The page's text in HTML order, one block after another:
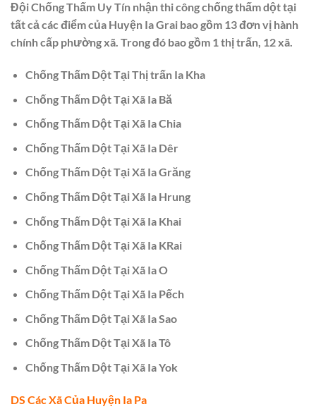
Đội Chống Thấm Uy Tín nhận thi công chống thấm dột tại
tất cả các điểm của Huyện Ia Grai bao gồm 13 đơn vị hành
chính cấp phường xã. Trong đó bao gồm 1 thị trấn, 12 xã.
Chống Thấm Dột Tại Thị trấn Ia Kha
Chống Thấm Dột Tại Xã Ia Bă
Chống Thấm Dột Tại Xã Ia Chia
Chống Thấm Dột Tại Xã Ia Dêr
Chống Thấm Dột Tại Xã Ia Grăng
Chống Thấm Dột Tại Xã Ia Hrung
Chống Thấm Dột Tại Xã Ia Khai
Chống Thấm Dột Tại Xã Ia KRai
Chống Thấm Dột Tại Xã Ia O
Chống Thấm Dột Tại Xã Ia Pếch
Chống Thấm Dột Tại Xã Ia Sao
Chống Thấm Dột Tại Xã Ia Tô
Chống Thấm Dột Tại Xã Ia Yok
DS Các Xã Của Huyện Ia Pa